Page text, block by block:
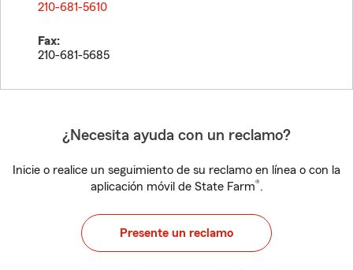
210-681-5610
Fax:
210-681-5685
¿Necesita ayuda con un reclamo?
Inicie o realice un seguimiento de su reclamo en línea o con la
aplicación móvil de State Farm®.
Presente un reclamo